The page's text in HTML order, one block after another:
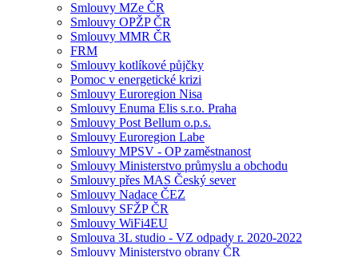
Smlouvy MZe ČR
Smlouvy OPŽP ČR
Smlouvy MMR ČR
FRM
Smlouvy kotlíkové půjčky
Pomoc v energetické krizi
Smlouvy Euroregion Nisa
Smlouvy Enuma Elis s.r.o. Praha
Smlouvy Post Bellum o.p.s.
Smlouvy Euroregion Labe
Smlouvy MPSV - OP zaměstnanost
Smlouvy Ministerstvo průmyslu a obchodu
Smlouvy přes MAS Český sever
Smlouvy Nadace ČEZ
Smlouvy SFŽP ČR
Smlouvy WiFi4EU
Smlouva 3L studio - VZ odpady r. 2020-2022
Smlouvy Ministerstvo obrany ČR